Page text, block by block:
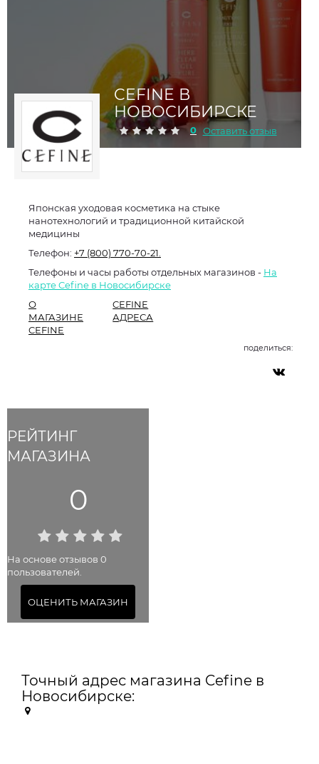
CEFINE В
НОВОСИБИРСКЕ
0 Оставить отзыв
РЕЙТИНГ
МАГАЗИНА
0
На основе отзывов 0
пользователей.
ОЦЕНИТЬ МАГАЗИН
Японская уходовая косметика на стыке
нанотехнологий и традиционной китайской
медицины
Телефон: +7 (800) 770-70-21.
Телефоны и часы работы отдельных магазинов - На
карте Cefine в Новосибирске
О
МАГАЗИНЕ
CEFINE
CEFINE
АДРЕСА
поделиться:
Точный адрес магазина Cefine в
Новосибирске: